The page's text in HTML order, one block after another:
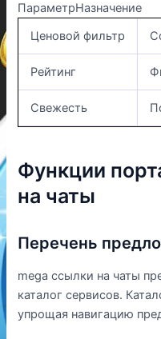
ПараметрНазначение
Ценовой фильтр
Рейтинг
Свежесть
Функции
на чаты
Перечень
mega ссылки на чаты
каталог сервисов.
упрощая навигацию